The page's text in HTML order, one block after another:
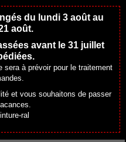
du lundi 3 août au
août.
avant le 31 juillet
sera à prévoir pour le traitement
et vous souhaitons de passer
ral